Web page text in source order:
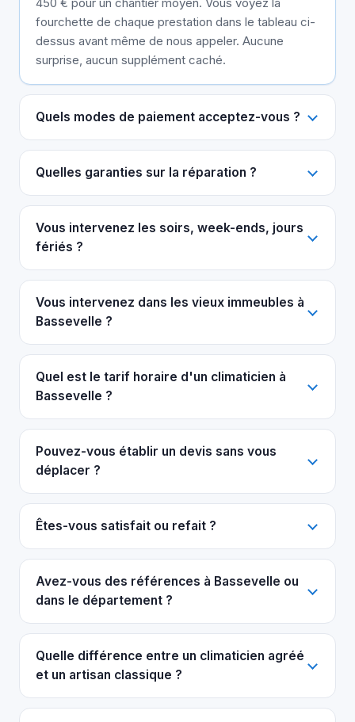
fourchette de chaque prestation dans le tableau ci-
dessus avant même de nous appeler. Aucune
surprise, aucun supplément caché.
Quels modes de paiement acceptez-vous ?
Quelles garanties sur la réparation ?
Vous intervenez les soirs, week-ends, jours
fériés ?
Vous intervenez dans les vieux immeubles à
Bassevelle ?
Quel est le tarif horaire d'un climaticien à
Bassevelle ?
Pouvez-vous établir un devis sans vous
déplacer ?
Êtes-vous satisfait ou refait ?
Avez-vous des références à Bassevelle ou
dans le département ?
Quelle différence entre un climaticien agréé
et un artisan classique ?